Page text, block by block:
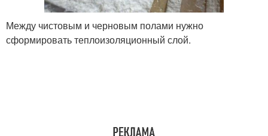
Между чистовым и черновым полами нужно
сформировать теплоизоляционный слой.